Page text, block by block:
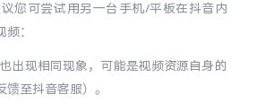
您可尝试用另一台手机/平板在抖音内
：
出现相同现象，可能是视频资源自身的
馈至抖音客服）。